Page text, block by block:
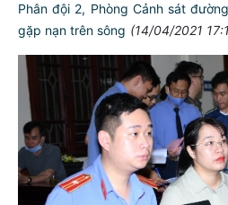
Phân đội 2, Phòng Cảnh sát
gặp nạn trên sông (14/04/2021
TƯ
NGƯỜI CÔNG AN